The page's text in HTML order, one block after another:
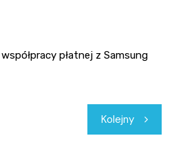
płatnej z Samsung
Kolejny